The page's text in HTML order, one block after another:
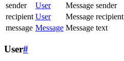
sender
User
Message sender
recipient User
Message recipient
message Message Message text
User#